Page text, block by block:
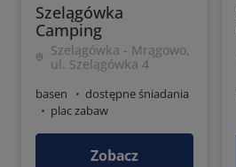
Szelągówka
Camping
Szelągówka - Mrągowo,
ul. Szelągówka 4
basen
dostępne śniadania
plac zabaw
Zobacz